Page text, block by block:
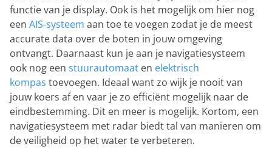
functie van je display. Ook is het mogelijk om hier nog
een AIS-systeem aan toe te voegen zodat je de meest
accurate data over de boten in jouw omgeving
ontvangt. Daarnaast kun je aan je navigatiesysteem
ook nog een stuurautomaat en elektrisch
kompas toevoegen. Ideaal want zo wijk je nooit van
jouw koers af en vaar je zo efficiënt mogelijk naar de
eindbestemming. Dit en meer is mogelijk. Kortom, een
navigatiesysteem met radar biedt tal van manieren om
de veiligheid op het water te verbeteren.